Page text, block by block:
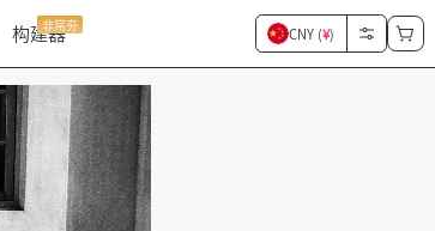
构建器
非常夯 CNY (¥)